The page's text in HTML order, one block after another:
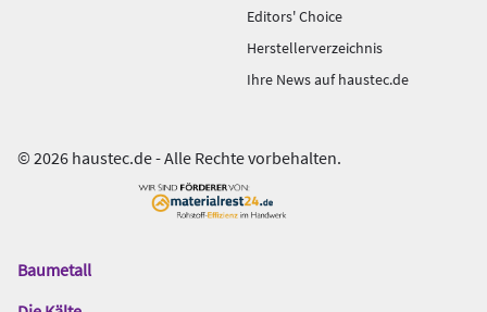
Editors' Choice
Herstellerverzeichnis
Ihre News auf haustec.de
© 2026 haustec.de - Alle Rechte vorbehalten.
Das
Gentner
Baumetall